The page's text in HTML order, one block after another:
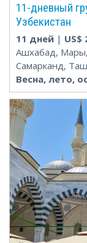
11-дневный
Узбекистан
11 дней | US$
Ашхабад, Мары,
Самарканд,
Весна, лето,